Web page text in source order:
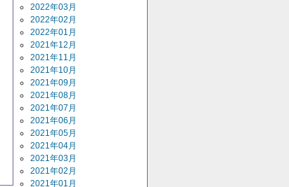
2022年03月
2022年02月
2022年01月
2021年12月
2021年11月
2021年10月
2021年09月
2021年08月
2021年07月
2021年06月
2021年05月
2021年04月
2021年03月
2021年02月
2021年01月